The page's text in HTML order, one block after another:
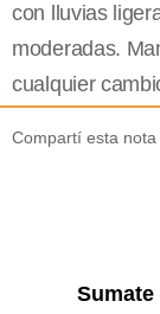
con lluvias
moderadas.
cualquier
Compartí esta nota